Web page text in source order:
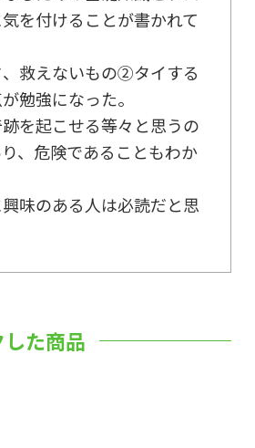
を付けることが書かれて
救えないもの②タイする
勉強になった。
を起こせる等々と思うの
、危険であることもわか
味のある人は必読だと思
た商品